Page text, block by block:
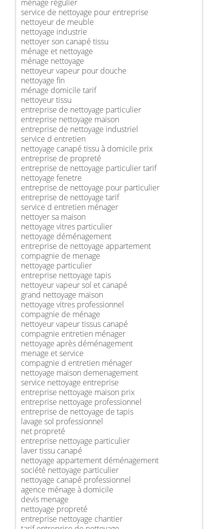
ménage régulier
service de nettoyage pour entreprise
nettoyeur de meuble
nettoyage industrie
nettoyer son canapé tissu
ménage et nettoyage
ménage nettoyage
nettoyeur vapeur pour douche
nettoyage fin
ménage domicile tarif
nettoyeur tissu
entreprise de nettoyage particulier
entreprise nettoyage maison
entreprise de nettoyage industriel
service d entretien
nettoyage canapé tissu à domicile prix
entreprise de propreté
entreprise de nettoyage particulier tarif
nettoyage fenetre
entreprise de nettoyage pour particulier
entreprise de nettoyage tarif
service d entretien ménager
nettoyer sa maison
nettoyage vitres particulier
nettoyage déménagement
entreprise de nettoyage appartement
compagnie de menage
nettoyage particulier
entreprise nettoyage tapis
nettoyeur vapeur sol et canapé
grand nettoyage maison
nettoyage vitres professionnel
compagnie de ménage
nettoyeur vapeur tissus canapé
compagnie entretien ménager
nettoyage après déménagement
menage et service
compagnie d entretien ménager
nettoyage maison demenagement
service nettoyage entreprise
entreprise nettoyage maison prix
entreprise nettoyage professionnel
entreprise de nettoyage de tapis
lavage sol professionnel
net propreté
entreprise nettoyage particulier
laver tissu canapé
nettoyage appartement déménagement
société nettoyage particulier
nettoyage canapé professionnel
agence ménage à domicile
devis menage
nettoyage propreté
entreprise nettoyage chantier